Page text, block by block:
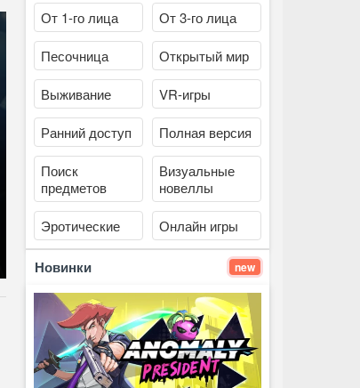
От 1-го лица От 3-го лица
Песочница Открытый мир
Выживание VR-игры
Ранний доступ Полная версия
Поиск
предметов
Визуальные
новеллы
Эротические Онлайн игры
Новинки new